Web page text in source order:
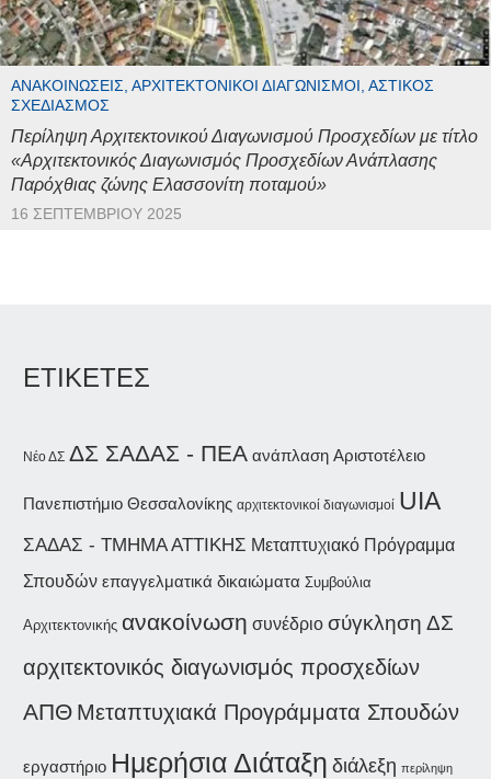
ΑΝΑΚΟΙΝΏΣΕΙΣ, ΑΡΧΙΤΕΚΤΟΝΙΚΟΊ ΔΙΑΓΩΝΙΣΜΟΊ, ΑΣΤΙΚΌΣ
ΣΧΕΔΙΑΣΜΌΣ
Περίληψη Αρχιτεκτονικού Διαγωνισμού Προσχεδίων με τίτλο
«Αρχιτεκτονικός Διαγωνισμός Προσχεδίων Ανάπλασης
Παρόχθιας ζώνης Ελασσονίτη ποταμού»
16 ΣΕΠΤΕΜΒΡΊΟΥ 2025
ΕΤΙΚΕΤΕΣ
Νέο ΔΣ ΔΣ ΣΑΔΑΣ - ΠΕΑ ανάπλαση Αριστοτέλειο
Πανεπιστήμιο Θεσσαλονίκης αρχιτεκτονικοί διαγωνισμοί UIA
ΣΑΔΑΣ - ΤΜΗΜΑ ΑΤΤΙΚΗΣ Μεταπτυχιακό Πρόγραμμα
Σπουδών επαγγελματικά δικαιώματα Συμβούλια
Αρχιτεκτονικής ανακοίνωση συνέδριο σύγκληση ΔΣ
αρχιτεκτονικός διαγωνισμός προσχεδίων
ΑΠΘ Μεταπτυχιακά Προγράμματα Σπουδών
εργαστήριο Ημερήσια Διάταξη διάλεξη περίληψη